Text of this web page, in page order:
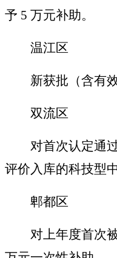
予 5 万元补助。
温江区
新获批（含有效
双流区
对首次认定通过
评价入库的科技型
郫都区
对上年度首次被